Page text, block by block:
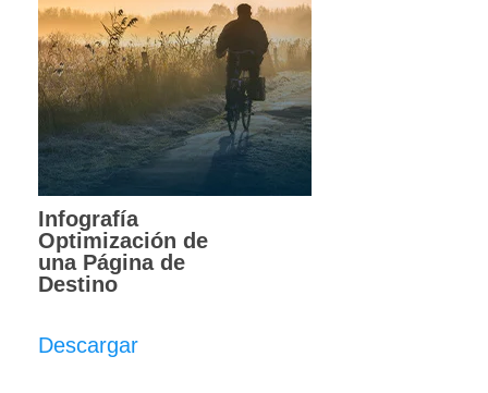
Infografía
Optimización de
una Página de
Destino
Descargar